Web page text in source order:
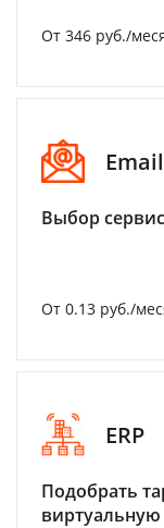
От 346 руб./
Выбор
От 0.13 руб./
ERP
Подобрать